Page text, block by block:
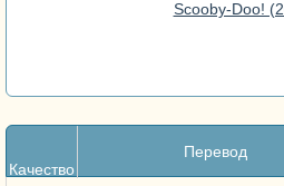
Качество
Перевод